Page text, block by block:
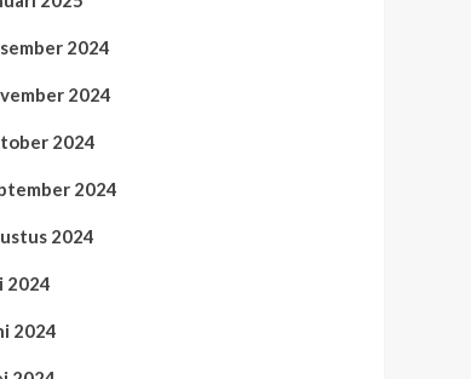
2024
2024
2024
2024
2024
2024
2024